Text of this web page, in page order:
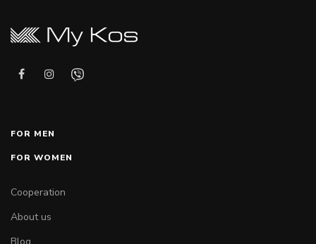
FOR MEN
FOR WOMEN
Cooperation
About us